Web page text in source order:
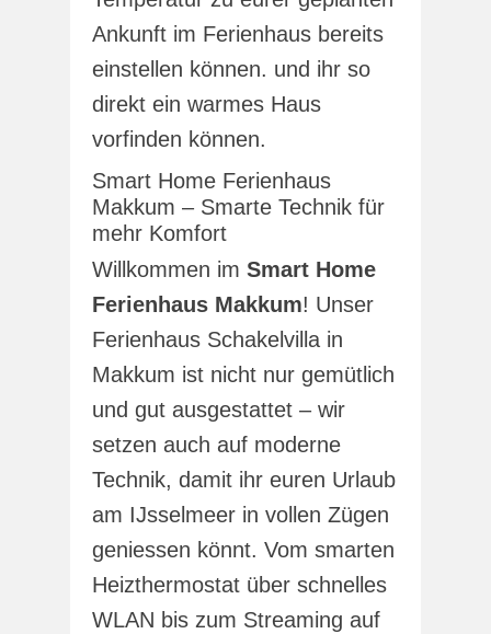
Ankunft im Ferienhaus bereits
einstellen können. und ihr so
direkt ein warmes Haus
vorfinden können.
Smart Home Ferienhaus
Makkum – Smarte Technik für
mehr Komfort
Willkommen im Smart Home
Ferienhaus Makkum! Unser
Ferienhaus Schakelvilla in
Makkum ist nicht nur gemütlich
und gut ausgestattet – wir
setzen auch auf moderne
Technik, damit ihr euren Urlaub
am IJsselmeer in vollen Zügen
geniessen könnt. Vom smarten
Heizthermostat über schnelles
WLAN bis zum Streaming auf